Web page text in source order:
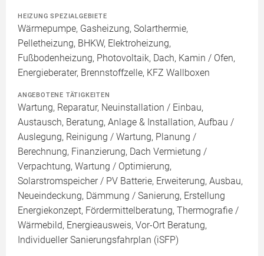
HEIZUNG SPEZIALGEBIETE
Wärmepumpe, Gasheizung, Solarthermie,
Pelletheizung, BHKW, Elektroheizung,
Fußbodenheizung, Photovoltaik, Dach, Kamin / Ofen,
Energieberater, Brennstoffzelle, KFZ Wallboxen
ANGEBOTENE TÄTIGKEITEN
Wartung, Reparatur, Neuinstallation / Einbau,
Austausch, Beratung, Anlage & Installation, Aufbau /
Auslegung, Reinigung / Wartung, Planung /
Berechnung, Finanzierung, Dach Vermietung /
Verpachtung, Wartung / Optimierung,
Solarstromspeicher / PV Batterie, Erweiterung, Ausbau,
Neueindeckung, Dämmung / Sanierung, Erstellung
Energiekonzept, Fördermittelberatung, Thermografie /
Wärmebild, Energieausweis, Vor-Ort Beratung,
Individueller Sanierungsfahrplan (iSFP)